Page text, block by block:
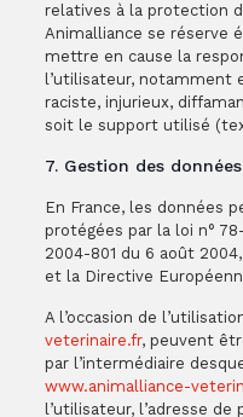
relatives à la protection
Animalliance se réserve
mettre en cause la
l’utilisateur, notamment
raciste, injurieux,
soit le support utilisé
7. Gestion des
En France, les données
protégées par la loi n°
2004-801 du 6 août
et la Directive
A l’occasion de
veterinaire.fr, peuvent
par l’intermédiaire
www.animalliance-
l’utilisateur, l’adresse